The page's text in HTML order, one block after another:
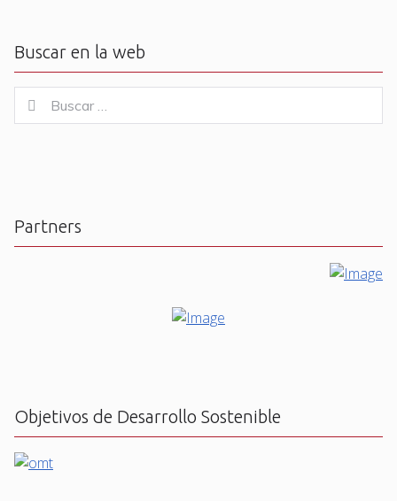
Buscar en la web
for:
Buscar
Partners
Objetivos de Desarrollo Sostenible